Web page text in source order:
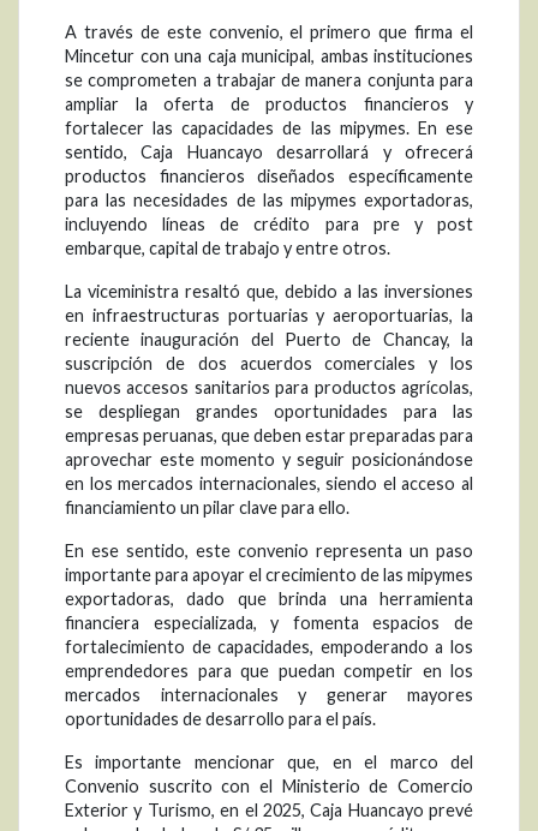
A través de este convenio, el primero que firma el
Mincetur con una caja municipal, ambas instituciones
se comprometen a trabajar de manera conjunta para
ampliar la oferta de productos financieros y
fortalecer las capacidades de las mipymes. En ese
sentido, Caja Huancayo desarrollará y ofrecerá
productos financieros diseñados específicamente
para las necesidades de las mipymes exportadoras,
incluyendo líneas de crédito para pre y post
embarque, capital de trabajo y entre otros.
La viceministra resaltó que, debido a las inversiones
en infraestructuras portuarias y aeroportuarias, la
reciente inauguración del Puerto de Chancay, la
suscripción de dos acuerdos comerciales y los
nuevos accesos sanitarios para productos agrícolas,
se despliegan grandes oportunidades para las
empresas peruanas, que deben estar preparadas para
aprovechar este momento y seguir posicionándose
en los mercados internacionales, siendo el acceso al
financiamiento un pilar clave para ello.
En ese sentido, este convenio representa un paso
importante para apoyar el crecimiento de las mipymes
exportadoras, dado que brinda una herramienta
financiera especializada, y fomenta espacios de
fortalecimiento de capacidades, empoderando a los
emprendedores para que puedan competir en los
mercados internacionales y generar mayores
oportunidades de desarrollo para el país.
Es importante mencionar que, en el marco del
Convenio suscrito con el Ministerio de Comercio
Exterior y Turismo, en el 2025, Caja Huancayo prevé